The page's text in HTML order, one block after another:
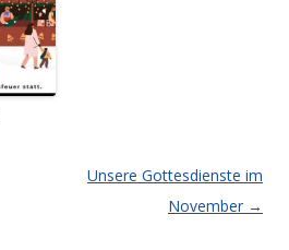
Unsere Gottesdienste im
November →